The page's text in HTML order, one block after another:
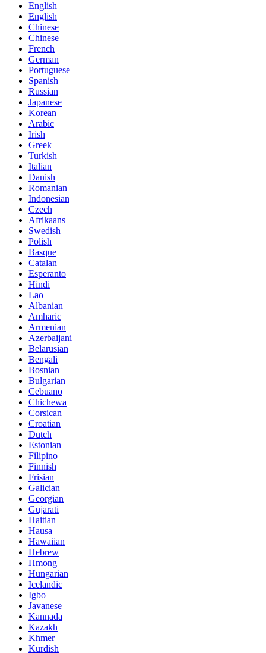
English
English
Chinese
Chinese
French
German
Portuguese
Spanish
Russian
Japanese
Korean
Arabic
Irish
Greek
Turkish
Italian
Danish
Romanian
Indonesian
Czech
Afrikaans
Swedish
Polish
Basque
Catalan
Esperanto
Hindi
Lao
Albanian
Amharic
Armenian
Azerbaijani
Belarusian
Bengali
Bosnian
Bulgarian
Cebuano
Chichewa
Corsican
Croatian
Dutch
Estonian
Filipino
Finnish
Frisian
Galician
Georgian
Gujarati
Haitian
Hausa
Hawaiian
Hebrew
Hmong
Hungarian
Icelandic
Igbo
Javanese
Kannada
Kazakh
Khmer
Kurdish